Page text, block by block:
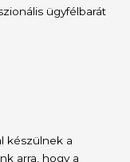
ügyfélbarát
készülnek a
arra, hogy a